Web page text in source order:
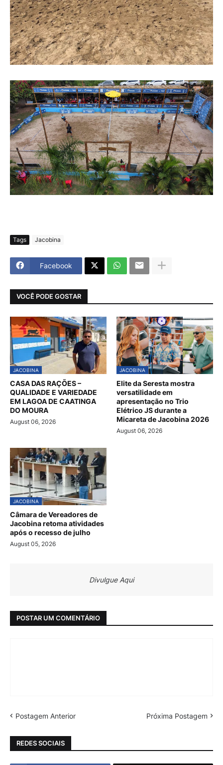
Tags Jacobina
Facebook
VOCÊ PODE GOSTAR
JACOBINA
CASA DAS RAÇÕES –
QUALIDADE E VARIEDADE
EM LAGOA DE CAATINGA
DO MOURA
August 06, 2026
JACOBINA
Elite da Seresta mostra
versatilidade em
apresentação no Trio
Elétrico JS durante a
Micareta de Jacobina 2026
August 06, 2026
JACOBINA
Câmara de Vereadores de
Jacobina retoma atividades
após o recesso de julho
August 05, 2026
Divulgue Aqui
POSTAR UM COMENTÁRIO
Postagem Anterior Próxima Postagem
REDES SOCIAIS